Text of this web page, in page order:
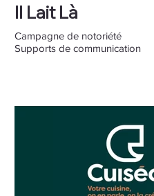
Il Lait Là
Campagne de notoriété
Supports de communication